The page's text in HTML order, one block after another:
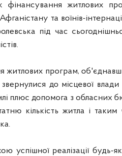
житлових
та воїнів-
під час
програм, об'єднавши
до місцевої влади
плюс допомога з обласних
кількість житла і
успішної реалізації будь-